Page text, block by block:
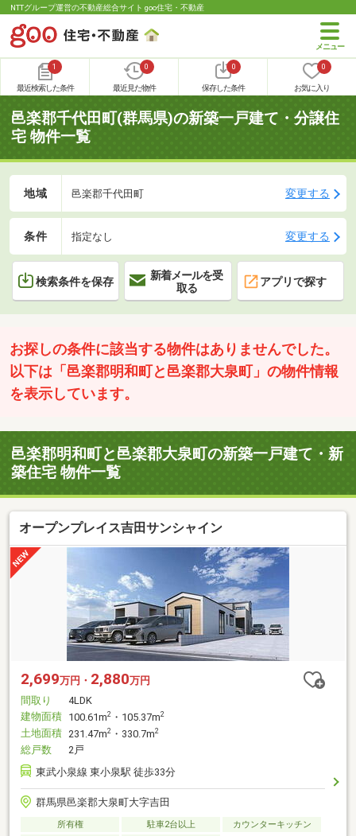
NTTグループ運営の不動産総合サイト goo住宅・不動産
1
最近検索した条件
0
最近見た物件
0
保存した条件
0
お気に入り
邑楽郡千代田町(群馬県)の新築一戸建て・分譲住
宅 物件一覧
地域 邑楽郡千代田町 変更する
条件 指定なし 変更する
検索条件を保存
新着メールを受
取る
アプリで探す
お探しの条件に該当する物件はありませんでした。
以下は「邑楽郡明和町と邑楽郡大泉町」の物件情報
を表示しています。
邑楽郡明和町と邑楽郡大泉町の新築一戸建て・新
築住宅 物件一覧
オープンプレイス吉田サンシャイン
2,699万円・ 2,880万円
間取り
4LDK
建物面積 100.61m2 ・105.37m2
土地面積 231.47m2 ・330.7m2
総戸数
2戸
東武小泉線 東小泉駅 徒歩33分
群馬県邑楽郡大泉町大字吉田
所有権 駐車2台以上 カウンターキッチン